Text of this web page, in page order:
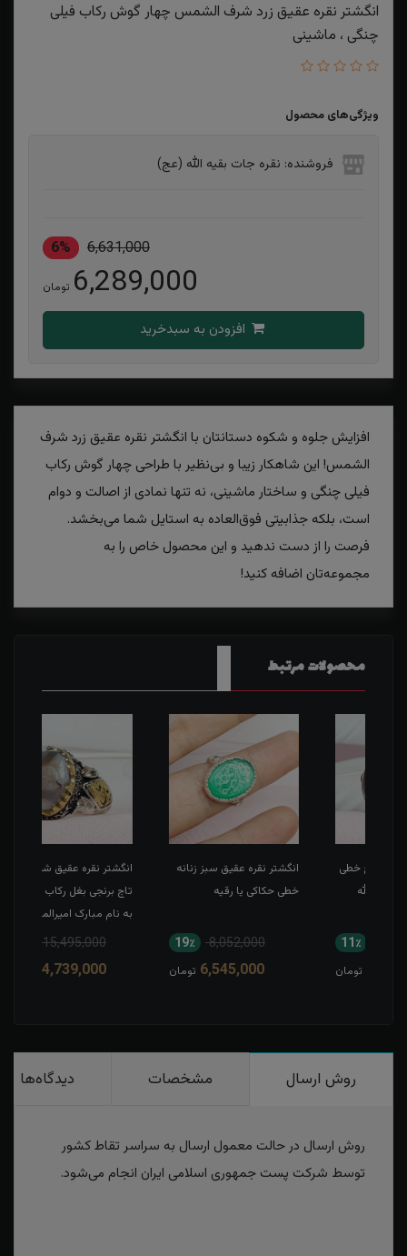
انگشتر نقره عقیق زرد شرف الشمس چهار گوش رکاب فیلی
چنگی ، ماشینی
ویژگی‌های محصول
فروشنده: نقره جات بقیه الله (عج)
6,631,000
6%
6,289,000 تومان
افزایش جلوه و شکوه دستانتان با انگشتر نقره عقیق زرد شرف
الشمس! این شاهکار زیبا و بی‌نظیر با طراحی چهار گوش رکاب
فیلی چنگی و ساختار ماشینی، نه تنها نمادی از اصالت و دوام
است، بلکه جذابیتی فوق‌العاده به استایل شما می‌بخشد.
فرصت را از دست ندهید و این محصول خاص را به
مجموعه‌تان اضافه کنید!
محصولات مرتبط
انگشتر نقره عقیق سبز زنانه
خطی حکاکی یا رقیه
8,052,000 19٪
6,545,000 تومان
انگشتر نقره عقیق شجر قائن
تاج برنجی بغل رکاب منقش
به نام مبارک امیرالمومنین
15,495,000 5٪
14,739,000 تومان
روش ارسال مشخصات دیدگاه‌ها
روش ارسال در حالت معمول ارسال به سراسر تقاط کشور
توسط شرکت پست جمهوری اسلامی ایران انجام می‌شود.